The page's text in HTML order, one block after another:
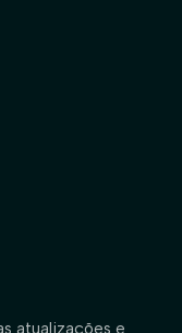
atualizações e